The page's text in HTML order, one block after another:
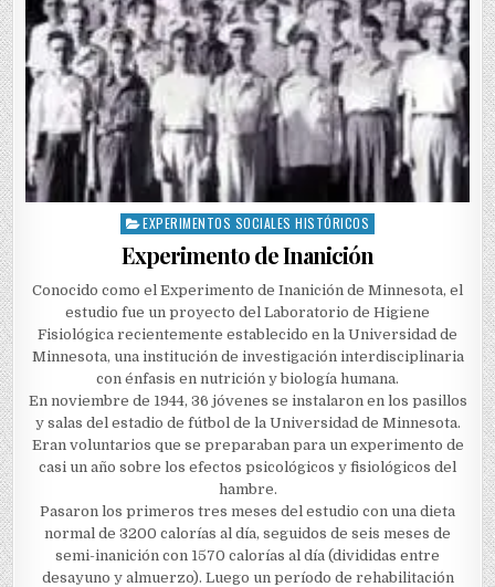
Posted
in
EXPERIMENTOS SOCIALES HISTÓRICOS
Experimento de Inanición
Conocido como el Experimento de Inanición de Minnesota, el
estudio fue un proyecto del Laboratorio de Higiene
Fisiológica recientemente establecido en la Universidad de
Minnesota, una institución de investigación interdisciplinaria
con énfasis en nutrición y biología humana.
En noviembre de 1944, 36 jóvenes se instalaron en los pasillos
y salas del estadio de fútbol de la Universidad de Minnesota.
Eran voluntarios que se preparaban para un experimento de
casi un año sobre los efectos psicológicos y fisiológicos del
hambre.
Pasaron los primeros tres meses del estudio con una dieta
normal de 3200 calorías al día, seguidos de seis meses de
semi-inanición con 1570 calorías al día (divididas entre
desayuno y almuerzo). Luego un período de rehabilitación